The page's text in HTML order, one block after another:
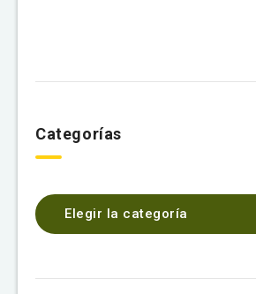
Categorías
Elegir la categoría